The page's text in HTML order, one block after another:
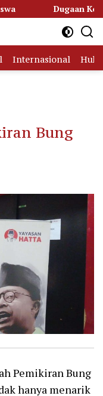
Korupsi Dana
Internasional
Bung
Pemikiran Bung
hanya menarik